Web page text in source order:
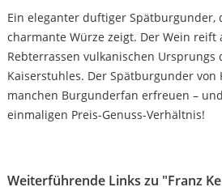
Ein eleganter duftiger Spätburgunder,
charmante Würze zeigt. Der Wein reift
Rebterrassen vulkanischen Ursprungs
Kaiserstuhles. Der Spätburgunder von
manchen Burgunderfan erfreuen –
einmaligen Preis-Genuss-Verhältnis!
Weiterführende Links zu "Franz